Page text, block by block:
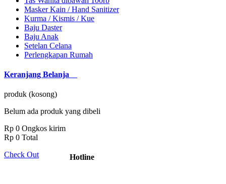
Masker Kain / Hand Sanitizer
Kurma / Kismis / Kue
Baju Daster
Baju Anak
Setelan Celana
Perlengkapan Rumah
Keranjang Belanja
produk (kosong)
Belum ada produk yang dibeli
Rp 0 Ongkos kirim
Rp 0 Total
Check Out
Hotline